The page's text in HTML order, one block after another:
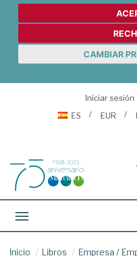
CAMBIAR
Iniciar sesión
ES
EUR
Toggle navigation
Inicio Libros Empresa /